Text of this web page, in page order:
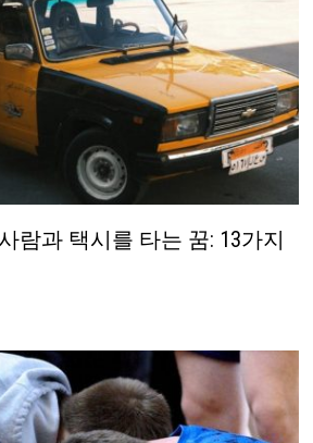
람과 택시를 타는 꿈: 13가지